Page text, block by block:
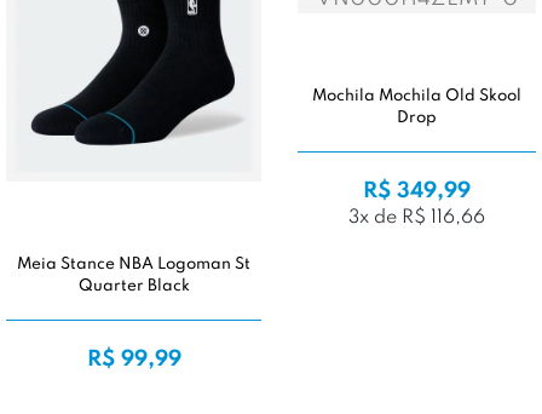
Meia Stance NBA Logoman St
Quarter Black
R$ 99,99
Mochila Mochila Old Skool
Drop
R$ 349,99
3x de R$ 116,66